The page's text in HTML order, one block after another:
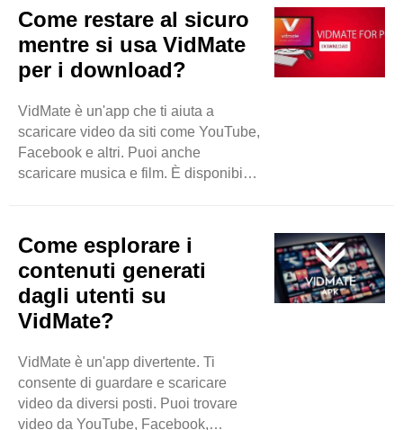
Internet. Questo è fantastico per gli
studenti che vogliono imparare in
movimento. Perché usare VidMate?
Ci sono molte ragioni per usare
devi pagare nulla per scaricare l'app.
In secondo luogo, è veloce. ..
Come restare al sicuro
mentre si usa VidMate
per i download?
VidMate è un'app che ti aiuta a
scaricare video da siti come YouTube,
Facebook e altri. Puoi anche
scaricare musica e film. È disponibile
veloce e ha un design semplice. Puoi
trovare quasi tutti i video o le canzoni
che vuoi. Perché la sicurezza è
importante Quando usi VidMate, è
importante pensare alla sicurezza.
video e musica possono ..
Come esplorare i
contenuti generati
dagli utenti su
VidMate?
VidMate è un'app divertente. Ti
consente di guardare e scaricare
video da diversi posti. Puoi trovare
video da YouTube, Facebook,